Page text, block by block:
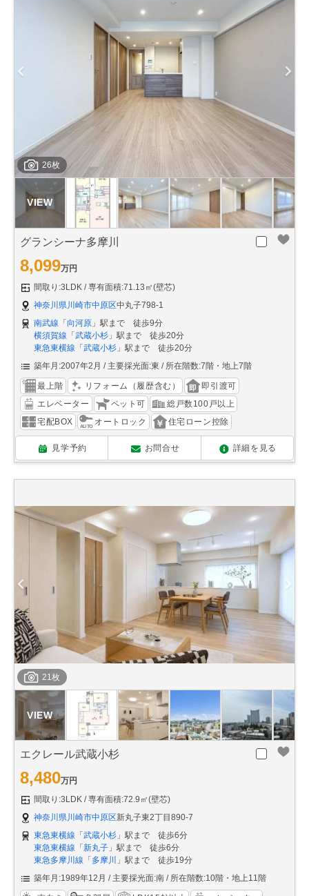
26枚
グランシーナ多摩川
8,099万円
間取り:3LDK
専有面積:71.13㎡(壁芯)
神奈川県川崎市中原区中丸子798-1
南武線 「向河原 」駅まで 徒歩9分
横須賀線 「武蔵小杉 」駅まで 徒歩20分
東急東横線 「武蔵小杉 」駅まで 徒歩20分
築年月:2007年2月
主要採光面:東 所在階数:7階・地上7階
最上階 リフォーム（履歴含む）
即引渡可
エレベーター
ペット可
総戸数100戸以上
宅配BOX
オートロック 住宅ローン控除
見学予約 お問合せ 詳細を見る
21枚
エクレール武蔵小杉
8,480万円
間取り:3LDK
専有面積:72.9㎡(壁芯)
神奈川県川崎市中原区新丸子東2丁目890-7
東急東横線 「 武蔵小杉 」駅まで 徒歩6分
東急東横線 「 新丸子 」駅まで 徒歩6分
東急多摩川線 「 多摩川
」駅まで 徒歩19分
築年月:1989年12月
主要採光面:南 所在階数:10階・地上11階